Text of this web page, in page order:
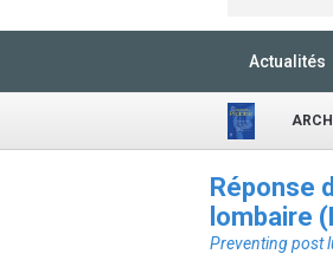
Actualités
Réponse
lombaire
Preventing post